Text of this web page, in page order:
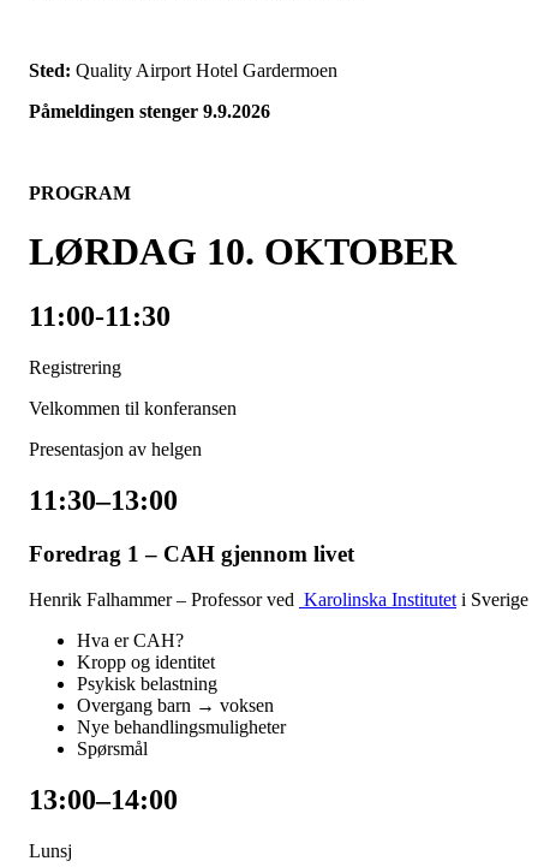
Sted: Quality Airport Hotel Gardermoen
Påmeldingen stenger 9.9.2026
PROGRAM
LØRDAG 10. OKTOBER
11:00-11:30
Registrering
Velkommen til konferansen
Presentasjon av helgen
11:30–13:00
Foredrag 1 – CAH gjennom livet
Henrik Falhammer – Professor ved Karolinska Institutet i Sverige
Hva er CAH?
Kropp og identitet
Psykisk belastning
Overgang barn → voksen
Nye behandlingsmuligheter
Spørsmål
13:00–14:00
Lunsj